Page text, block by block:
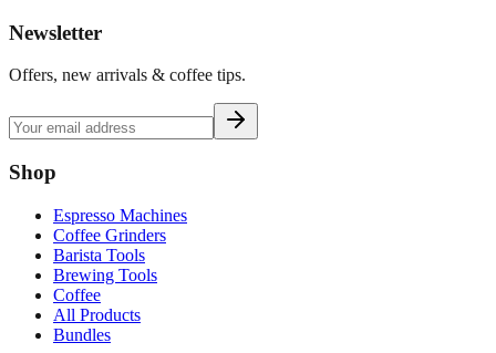
Newsletter
Offers, new arrivals & coffee tips.
Shop
Espresso Machines
Coffee Grinders
Barista Tools
Brewing Tools
Coffee
All Products
Bundles